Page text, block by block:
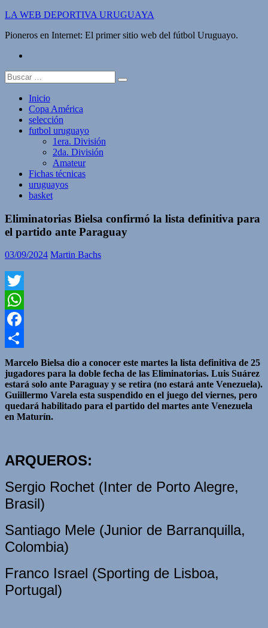
Saltar
contenido
LA WEB DEPORTIVA URUGUAYA
Pioneros en Internet: El primer sitio web del fútbol Uruguayo.
Buscar:
Inicio
Copa América
selección
futbol uruguayo
1era. División
2da. División
Amateur
Fichas técnicas
uruguayos
basket
Eliminatorias Bielsa confirmó la lista definitiva para
el partido ante Paraguay
03/09/2024 Martin Bachs
Twitter
WhatsApp
Facebook
Compartir
Marcelo Bielsa dio a conocer este martes la lista definitiva de 25
jugadores para la doble fecha de las Eliminatorias. Luis Suárez
estará solo ante Paraguay y se retira (no estará ante Venezuela).
Guiillermo Varela esta suspendido en el juego del viernes, pero
quedará habilitado para el partido del martes ante Venezuela
en Maturín.
ARQUEROS:
Sergio Rochet (Inter de Porto Alegre,
Brasil)
Santiago Mele (Junior de Barranquilla,
Colombia)
Franco Israel (Sporting de Lisboa,
Portugal)